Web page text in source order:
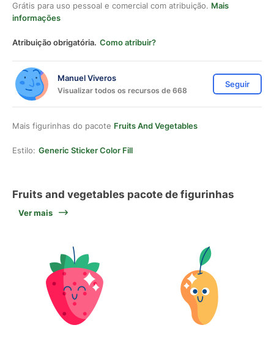
Grátis para uso pessoal e comercial com atribuição. Mais
informações
Atribuição obrigatória. Como atribuir?
Manuel Viveros
Visualizar todos os recursos de 668
Seguir
Mais figurinhas do pacote Fruits And Vegetables
Estilo: Generic Sticker Color Fill
Fruits and vegetables pacote de figurinhas
Ver mais